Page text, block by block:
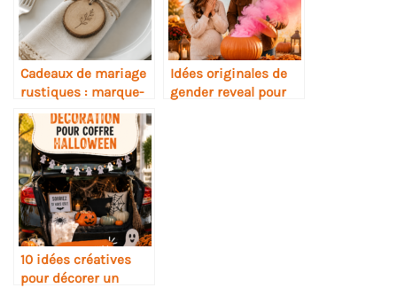
Cadeaux de mariage
rustiques : marque-
places en bois
personnalisés
Idées originales de
gender reveal pour
10 idées créatives
pour décorer un